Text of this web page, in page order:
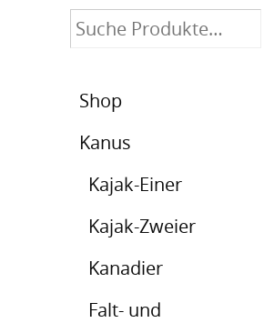
Suche
Shop
Kanus
Kajak-Einer
Kajak-Zweier
Kanadier
Falt- und